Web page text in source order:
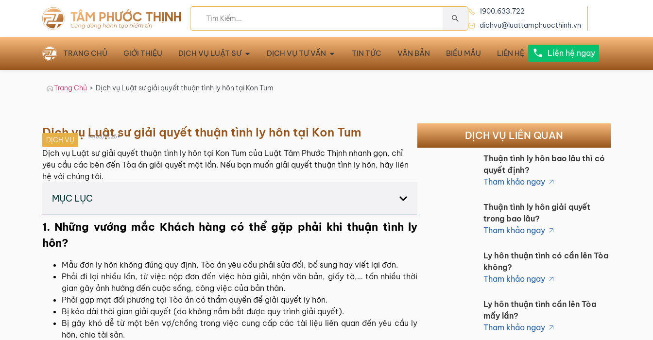
1900.633.722
dichvu@luattamphuocthinh.vn
TRANG CHỦ GIỚI THIỆU DỊCH VỤ LUẬT SƯ DỊCH VỤ TƯ VẤN TIN TỨC VĂN BẢN BIỂU MẪU LIÊN HỆ Liên hệ ngay
Trang Chủ > Dịch vụ Luật sư giải quyết thuận tình ly hôn tại Kon Tum
Dịch vụ Luật sư giải quyết thuận tình ly hôn tại Kon Tum
DỊCH VỤ 14/03/2025•
Dịch vụ Luật sư giải quyết thuận tình ly hôn tại Kon Tum của Luật Tâm Phước Thịnh nhanh gọn, chỉ
yêu cầu các bên đến Tòa án giải quyết một lần. Nếu bạn muốn giải quyết thuận tình ly hôn, hãy liên
hệ với chúng tôi.
MỤC LỤC
1. Những vướng mắc Khách hàng có thể gặp phải khi thuận tình ly
hôn?
Mẫu đơn ly hôn không đúng quy định, Tòa án yêu cầu phải sửa đổi, bổ sung hay viết lại đơn.
Phải đi lại nhiều lần, từ việc nộp đơn đến việc hòa giải, nhận văn bản, giấy tờ,… tốn nhiều thời
gian gây ảnh hướng đến cuộc sống, công việc của bản thân.
Phải gặp mặt đối phương tại Tòa án có thẩm quyền để giải quyết ly hôn.
Bị kéo dài thời gian giải quyết (do không nắm bắt được quy trình giải quyết).
Bị gây khó dễ từ một bên vợ/chồng trong việc cung cấp các tài liệu liên quan đến yêu cầu ly
hôn, chia tài sản.
DỊCH VỤ LIÊN QUAN
Thuận tình ly hôn bao lâu thì có
quyết định?
Tham khảo ngay
Thuận tình ly hôn giải quyết
trong bao lâu?
Tham khảo ngay
Ly hôn thuận tình có cần lên Tòa
không?
Tham khảo ngay
Ly hôn thuận tình cần lên Tòa
mấy lần?
Tham khảo ngay